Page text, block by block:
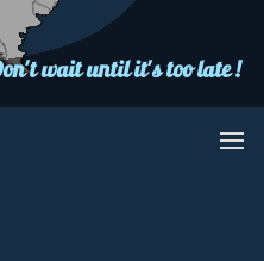
wait until it's too late !